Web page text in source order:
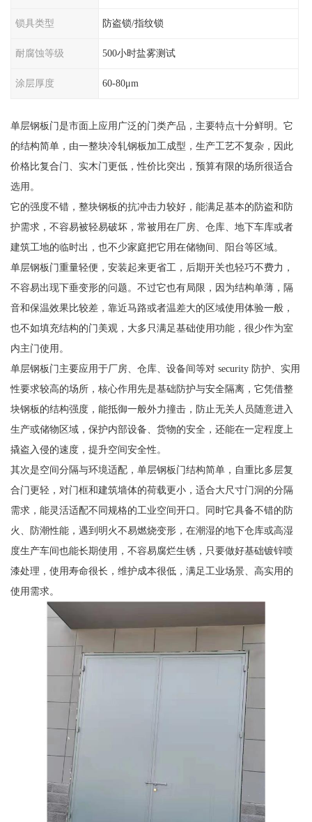
锁具类型 防盗锁/指纹锁
耐腐蚀等级 500小时盐雾测试
涂层厚度 60-80μm
单层钢板门是市面上应用广泛的门类产品，主要特点十分鲜明。它
的结构简单，由一整块冷轧钢板加工成型，生产工艺不复杂，因此
价格比复合门、实木门更低，性价比突出，预算有限的场所很适合
选用。
它的强度不错，整块钢板的抗冲击力较好，能满足基本的防盗和防
护需求，不容易被轻易破坏，常被用在厂房、仓库、地下车库或者
建筑工地的临时出，也不少家庭把它用在储物间、阳台等区域。
单层钢板门重量轻便，安装起来更省工，后期开关也轻巧不费力，
不容易出现下垂变形的问题。不过它也有局限，因为结构单薄，隔
音和保温效果比较差，靠近马路或者温差大的区域使用体验一般，
也不如填充结构的门美观，大多只满足基础使用功能，很少作为室
内主门使用。
单层钢板门主要应用于厂房、仓库、设备间等对 security 防护、实用
性要求较高的场所，核心作用先是基础防护与安全隔离，它凭借整
块钢板的结构强度，能抵御一般外力撞击，防止无关人员随意进入
生产或储物区域，保护内部设备、货物的安全，还能在一定程度上
撬盗入侵的速度，提升空间安全性。
其次是空间分隔与环境适配，单层钢板门结构简单，自重比多层复
合门更轻，对门框和建筑墙体的荷载更小，适合大尺寸门洞的分隔
需求，能灵活适配不同规格的工业空间开口。同时它具备不错的防
火、防潮性能，遇到明火不易燃烧变形，在潮湿的地下仓库或高湿
度生产车间也能长期使用，不容易腐烂生锈，只要做好基础镀锌喷
漆处理，使用寿命很长，维护成本很低，满足工业场景、高实用的
使用需求。